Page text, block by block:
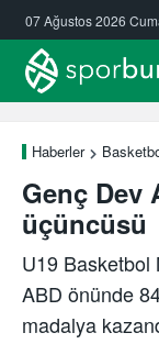
07 Ağustos 2026
Haberler
Genç Dev
üçüncüsü
U19 Basketbol
ABD önünde
madalya